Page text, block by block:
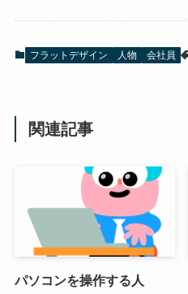
フラットデザイン 人物 会社員
関連記事
パソコンを操作する人